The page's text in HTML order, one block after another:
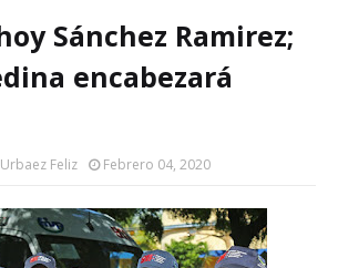
Sánchez Ramirez;
encabezará
Feliz Febrero 04, 2020